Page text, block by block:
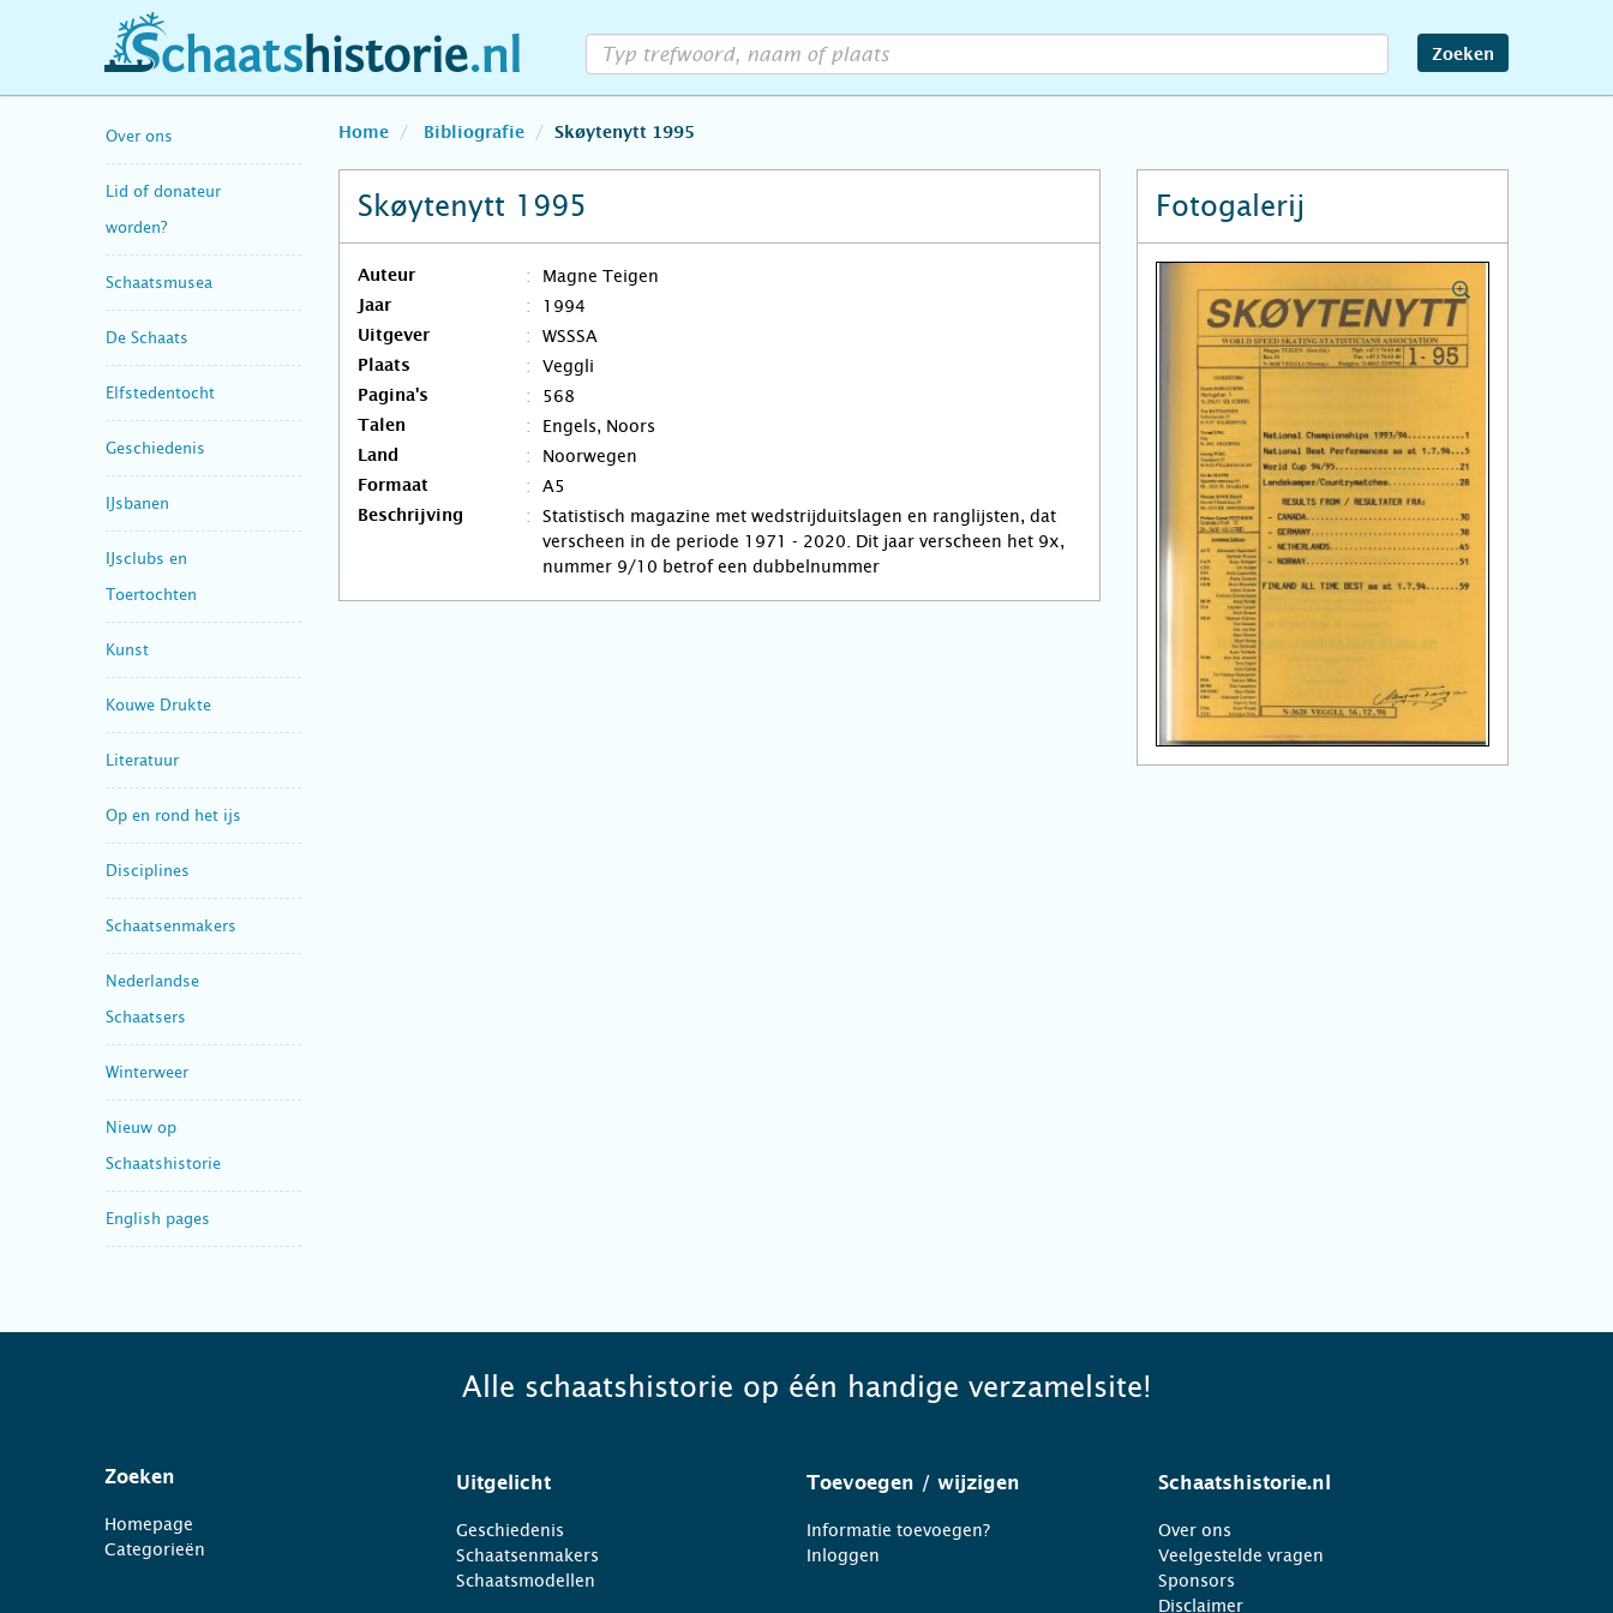
schaatshistorie.nl Zoeken
Over ons
Lid of donateur
worden?
Schaatsmusea
De Schaats
Elfstedentocht
Geschiedenis
IJsbanen
IJsclubs en
Toertochten
Kunst
Kouwe Drukte
Literatuur
Op en rond het ijs
Disciplines
Schaatsenmakers
Nederlandse
Schaatsers
Winterweer
Nieuw op
Schaatshistorie
English pages
Home Bibliografie Skøytenytt 1995
Skøytenytt 1995
Auteur Magne Teigen
Jaar 1994
Uitgever WSSSA
Plaats Veggli
Pagina's 568
Talen Engels, Noors
Land Noorwegen
Formaat A5
Beschrijving
Statistisch magazine met wedstrijduitslagen en ranglijsten, dat
verscheen in de periode 1971 - 2020. Dit jaar verscheen het 9x,
nummer 9/10 betrof een dubbelnummer
Fotogalerij
Alle schaatshistorie op één handige verzamelsite!
Zoeken
Homepage
Categorieën
Uitgelicht
Geschiedenis
Schaatsenmakers
Schaatsmodellen
Toevoegen / wijzigen
Informatie toevoegen?
Inloggen
Schaatshistorie.nl
Over ons
Veelgestelde vragen
Sponsors
Disclaimer